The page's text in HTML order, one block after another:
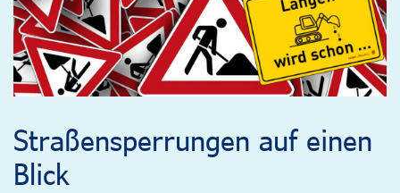
Straßensperrungen auf einen
Blick